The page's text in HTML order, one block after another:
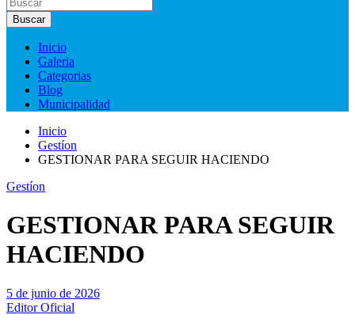
Buscar
Inicio
Galeria
Categorias
Blog
Municipalidad
Inicio
Gestíon
GESTIONAR PARA SEGUIR HACIENDO
Gestíon
GESTIONAR PARA SEGUIR
HACIENDO
5 de junio de 2026
Editor Oficial